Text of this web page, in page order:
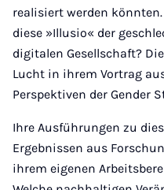
realisiert werden
diese »Illusio« der
digitalen Gesellschaft?
Lucht in ihrem Vortrag
Perspektiven der Gender
Ihre Ausführungen zu
Ergebnissen aus
ihrem eigenen